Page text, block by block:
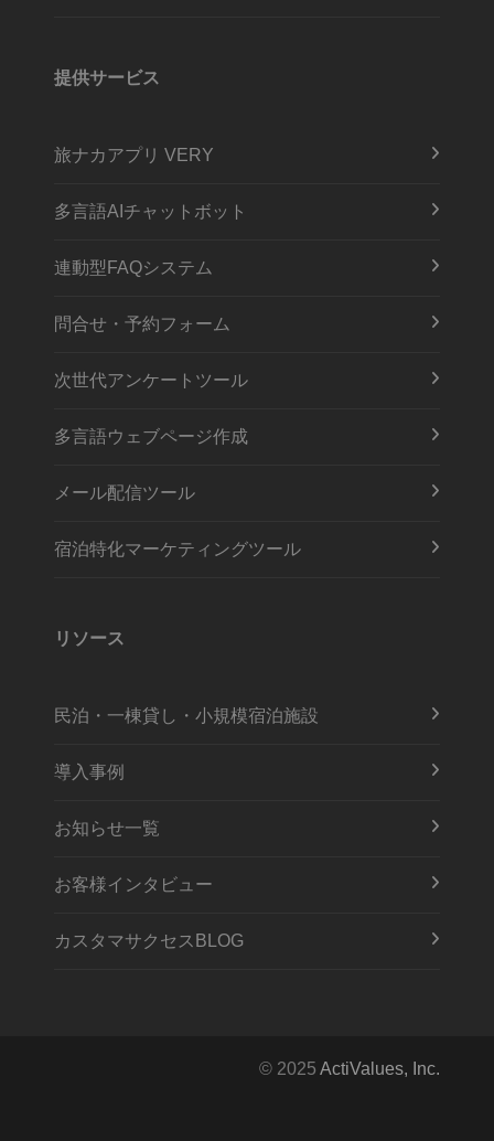
提供サービス
旅ナカアプリ VERY
多言語AIチャットボット
連動型FAQシステム
問合せ・予約フォーム
次世代アンケートツール
多言語ウェブページ作成
メール配信ツール
宿泊特化マーケティングツール
リソース
民泊・一棟貸し・小規模宿泊施設
導入事例
お知らせ一覧
お客様インタビュー
カスタマサクセスBLOG
© 2025 ActiValues, Inc.